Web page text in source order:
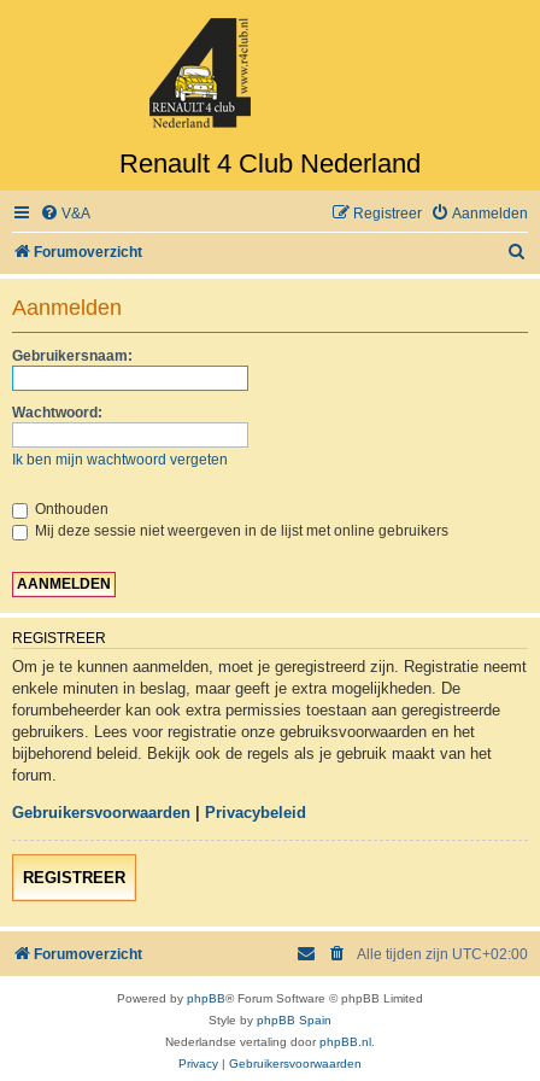
Renault 4 Club Nederland
V&A Aanmelden
Registreer
Forumoverzicht
o
Aanmelden
Gebruikersnaam:
Wachtwoord:
Ik ben mijn wachtwoord vergeten
Onthouden
Mij deze sessie niet weergeven in de lijst met online gebruikers
REGISTREER
Om je te kunnen aanmelden, moet je geregistreerd zijn. Registratie neemt
enkele minuten in beslag, maar geeft je extra mogelijkheden. De
forumbeheerder kan ook extra permissies toestaan aan geregistreerde
gebruikers. Lees voor registratie onze gebruiksvoorwaarden en het
bijbehorend beleid. Bekijk ook de regels als je gebruik maakt van het
forum.
Gebruikersvoorwaarden Privacybeleid
REGISTREER
Forumoverzicht Alle tijden zijn UTC+02:00
Powered by phpBB® Forum Software © phpBB Limited
Style by phpBB Spain
Nederlandse vertaling doorphpBB.nl .
Privacy
Gebruikersvoorwaarden